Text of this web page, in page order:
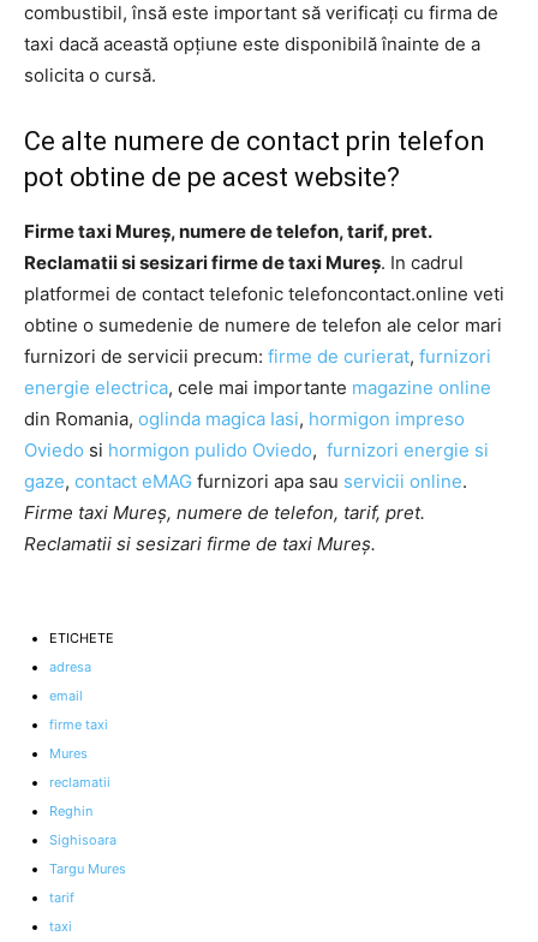
combustibil, însă este important să verificați cu firma de
taxi dacă această opțiune este disponibilă înainte de a
solicita o cursă.
Ce alte numere de contact prin telefon
pot obtine de pe acest website?
Firme taxi Mureș, numere de telefon, tarif, pret.
Reclamatii si sesizari firme de taxi Mureș. In cadrul
platformei de contact telefonic telefoncontact.online veti
obtine o sumedenie de numere de telefon ale celor mari
furnizori de servicii precum: firme de curierat, furnizori
energie electrica, cele mai importante magazine online
din Romania, oglinda magica Iasi, hormigon impreso
Oviedo si hormigon pulido Oviedo, furnizori energie si
gaze, contact eMAG furnizori apa sau servicii online.
Firme taxi Mureș, numere de telefon, tarif, pret.
Reclamatii si sesizari firme de taxi Mureș.
ETICHETE
adresa
email
firme taxi
Mures
reclamatii
Reghin
Sighisoara
Targu Mures
tarif
taxi